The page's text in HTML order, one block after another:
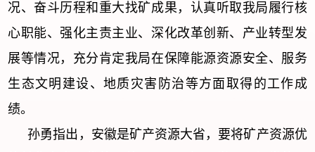
况、奋斗历程和重大找矿成果，认真听取我局履行核
心职能、强化主责主业、深化改革创新、产业转型发
展等情况，充分肯定我局在保障能源资源安全、服务
生态文明建设、地质灾害防治等方面取得的工作成
绩。
孙勇指出，安徽是矿产资源大省，要将矿产资源优